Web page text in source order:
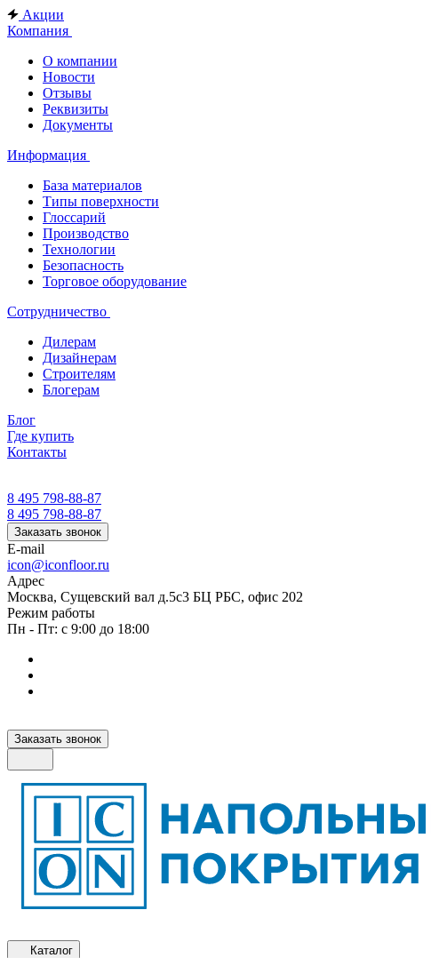
Акции
Компания
О компании
Новости
Отзывы
Реквизиты
Документы
Информация
База материалов
Типы поверхности
Глоссарий
Производство
Технологии
Безопасность
Торговое оборудование
Сотрудничество
Дилерам
Дизайнерам
Строителям
Блогерам
Блог
Где купить
Контакты
8 495 798-88-87
8 495 798-88-87
Заказать звонок
E-mail
icon@iconfloor.ru
Адрес
Москва, Сущевский вал д.5с3 БЦ РБС, офис 202
Режим работы
Пн - Пт: с 9:00 до 18:00
Заказать звонок
Каталог